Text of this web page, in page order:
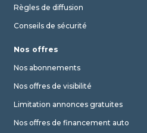
Règles de diffusion
Conseils de sécurité
Nos offres
Nos abonnements
Nos offres de visibilité
Limitation annonces gratuites
Nos offres de financement auto